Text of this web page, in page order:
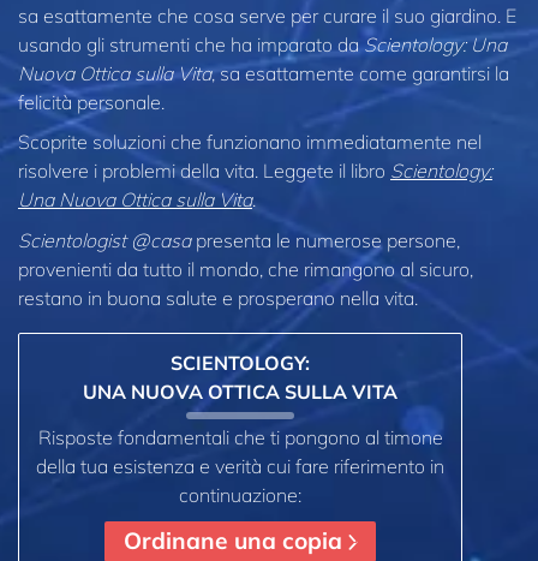
sa esattamente che cosa serve per curare il suo giardino. E
usando gli strumenti che ha imparato da Scientology: Una
Nuova Ottica sulla Vita, sa esattamente come garantirsi la
felicità personale.
Scoprite soluzioni che funzionano immediatamente nel
risolvere i problemi della vita. Leggete il libro Scientology:
Una Nuova Ottica sulla Vita.
Scientologist @casapresenta le numerose persone,
provenienti da tutto il mondo, che rimangono al sicuro,
restano in buona salute e prosperano nella vita.
SCIENTOLOGY:
UNA NUOVA OTTICA SULLA VITA
Risposte fondamentali che ti pongono al timone
della tua esistenza e verità cui fare riferimento in
continuazione:
Ordinane una copia